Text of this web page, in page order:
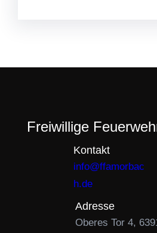
Freiwillige
Kontakt
info@ffamorbac
h.de
Adresse
Oberes Tor 4,